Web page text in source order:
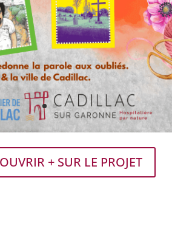
+ SUR LE PROJET